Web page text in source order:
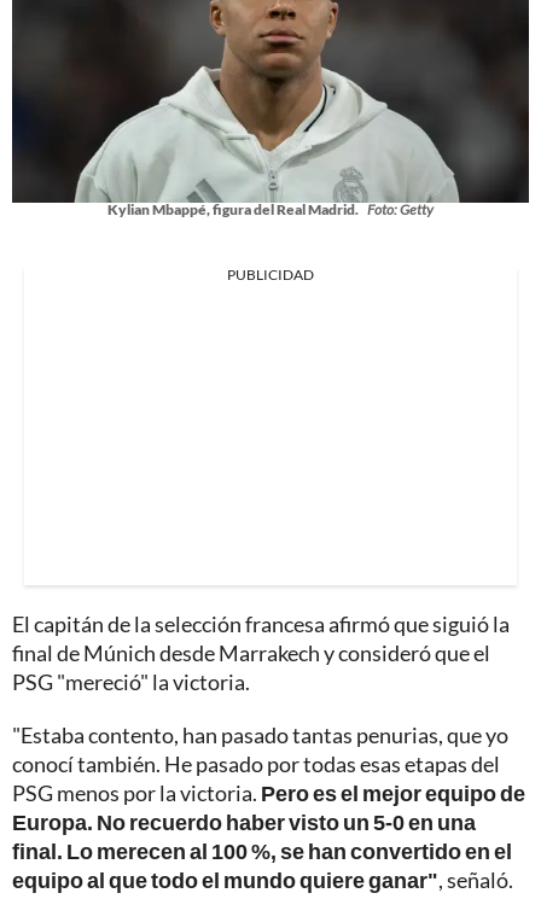
Kylian Mbappé, figura del Real Madrid. Foto: Getty
PUBLICIDAD
El capitán de la selección francesa afirmó que siguió la
final de Múnich desde Marrakech y consideró que el
PSG "mereció" la victoria.
"Estaba contento, han pasado tantas penurias, que yo
conocí también. He pasado por todas esas etapas del
PSG menos por la victoria. Pero es el mejor equipo de
Europa. No recuerdo haber visto un 5-0 en una
final. Lo merecen al 100 %, se han convertido en el
equipo al que todo el mundo quiere ganar", señaló.